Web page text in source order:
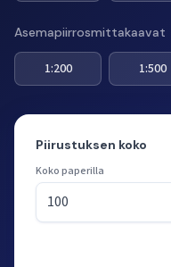
Asemapiirrosmittakaavat
1:200 1:500
Piirustuksen koko
Koko paperilla